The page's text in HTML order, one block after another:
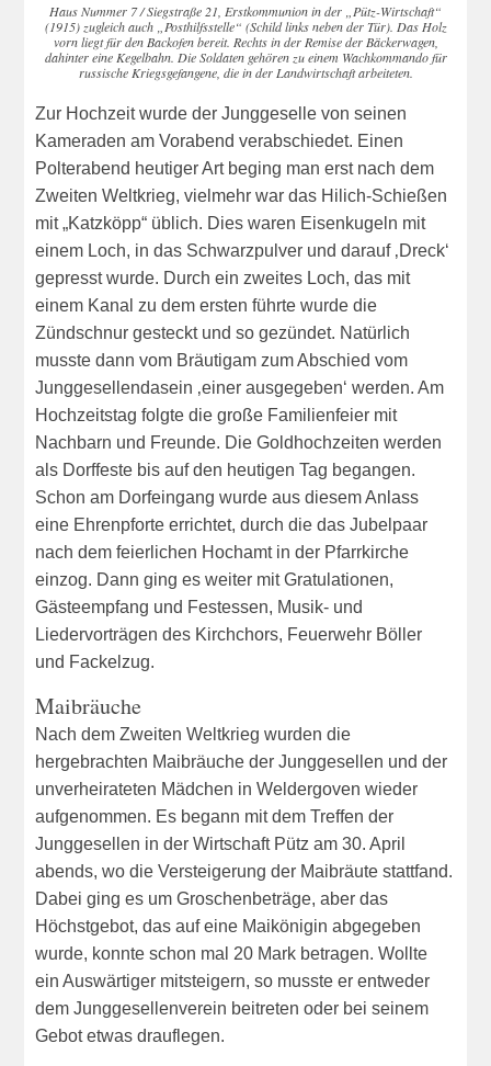
Haus Nummer 7 / Siegstraße 21, Erstkommunion in der „Pütz-Wirtschaft“
(1915) zugleich auch „Posthilfsstelle“ (Schild links neben der Tür). Das Holz
vorn liegt für den Backofen bereit. Rechts in der Remise der Bäckerwagen,
dahinter eine Kegelbahn. Die Soldaten gehören zu einem Wachkommando für
russische Kriegsgefangene, die in der Landwirtschaft arbeiteten.
Zur Hochzeit wurde der Junggeselle von seinen
Kameraden am Vorabend verabschiedet. Einen
Polterabend heutiger Art beging man erst nach dem
Zweiten Weltkrieg, vielmehr war das Hilich-Schießen
mit „Katzköpp“ üblich. Dies waren Eisenkugeln mit
einem Loch, in das Schwarzpulver und darauf ‚Dreck‘
gepresst wurde. Durch ein zweites Loch, das mit
einem Kanal zu dem ersten führte wurde die
Zündschnur gesteckt und so gezündet. Natürlich
musste dann vom Bräutigam zum Abschied vom
Junggesellendasein ‚einer ausgegeben‘ werden. Am
Hochzeitstag folgte die große Familienfeier mit
Nachbarn und Freunde. Die Goldhochzeiten werden
als Dorffeste bis auf den heutigen Tag begangen.
Schon am Dorfeingang wurde aus diesem Anlass
eine Ehrenpforte errichtet, durch die das Jubelpaar
nach dem feierlichen Hochamt in der Pfarrkirche
einzog. Dann ging es weiter mit Gratulationen,
Gästeempfang und Festessen, Musik- und
Liedervorträgen des Kirchchors, Feuerwehr Böller
und Fackelzug.
Maibräuche
Nach dem Zweiten Weltkrieg wurden die
hergebrachten Maibräuche der Junggesellen und der
unverheirateten Mädchen in Weldergoven wieder
aufgenommen. Es begann mit dem Treffen der
Junggesellen in der Wirtschaft Pütz am 30. April
abends, wo die Versteigerung der Maibräute stattfand.
Dabei ging es um Groschenbeträge, aber das
Höchstgebot, das auf eine Maikönigin abgegeben
wurde, konnte schon mal 20 Mark betragen. Wollte
ein Auswärtiger mitsteigern, so musste er entweder
dem Junggesellenverein beitreten oder bei seinem
Gebot etwas drauflegen.